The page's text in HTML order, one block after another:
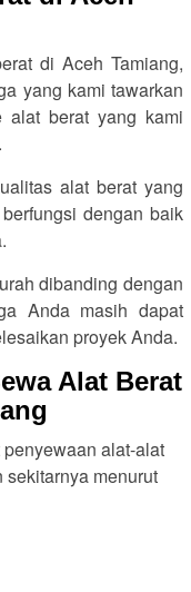
di Aceh Tamiang,
yang kami tawarkan
alat berat yang kami
alat berat yang
dengan baik
dibanding dengan
Anda masih dapat
proyek Anda.
Alat Berat
alat-alat
menurut